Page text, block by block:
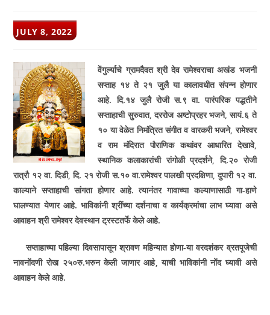
POST
PUBLISHED:
JULY 8, 2022
वेंगुर्ल्याचे ग्रामदैवत श्री देव रामेश्वराचा अखंड भजनी
सप्ताह १४ ते २१ जुलै या कालावधीत संपन्न होणार
आहे. दि.१४ जुलै रोजी स.९ वा. पारंपरिक पद्धतीने
सप्ताहाची सुरुवात,दररोज अष्टोप्रहर भजने,सायं.६ ते
१० या वेळेत निमंत्रित संगीत व वारकरी भजने,रामेश्वर
व राम मंदिरात पौराणिक कथांवर आधारित देखावे,
स्थानिक कलाकारांची रांगोळी प्रदर्शने,दि.२० रोजी
रात्रौ १२ वा. दिडी,दि. २१ रोजी स.१० वा.रामेश्वर पालखी प्रदक्षिणा,दुपारी १२ वा.
काल्याने सप्ताहाची सांगता होणार आहे. त्यानंतर गावाच्या कल्याणासाठी गा-हाणे
घालण्यात येणार आहे. भाविकांनी श्रींच्या दर्शनाचा व कार्यक्रमांचा लाभ घ्यावा असे
आवाहन श्री रामेश्वर देवस्थान ट्रस्टतर्फे केले आहे.
सप्ताहाच्या पहिल्या दिवसापासून श्रावण महिन्यात होणा-या वरदशंकर व्रतपूजेची
नावनोंदणी रोख २५०रु.भरुन केली जाणार आहे,याची भाविकांनी नोंद घ्यावी असे
आवाहन केले आहे.